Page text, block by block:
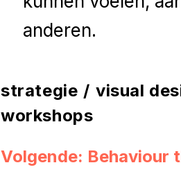
anderen.
strategie / visual
workshops
Volgende: Behaviour